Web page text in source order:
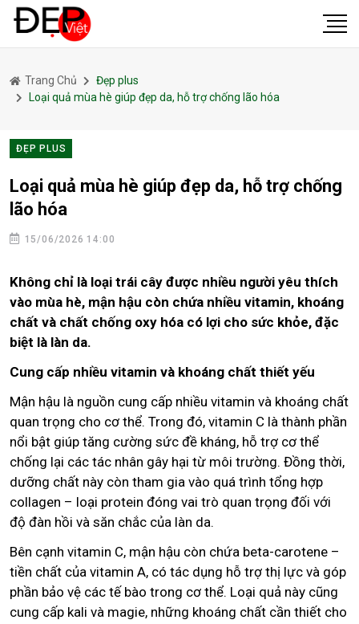
Trang Chủ
Đẹp plus
Loại quả mùa hè giúp đẹp da, hỗ trợ chống lão hóa
ĐẸP PLUS
Loại quả mùa hè giúp đẹp da, hỗ trợ chống
lão hóa
15/06/2026 14:00
Không chỉ là loại trái cây được nhiều người yêu thích
vào mùa hè, mận hậu còn chứa nhiều vitamin, khoáng
chất và chất chống oxy hóa có lợi cho sức khỏe, đặc
biệt là làn da.
Cung cấp nhiều vitamin và khoáng chất thiết yếu
Mận hậu là nguồn cung cấp nhiều vitamin và khoáng chất
quan trọng cho cơ thể. Trong đó, vitamin C là thành phần
nổi bật giúp tăng cường sức đề kháng, hỗ trợ cơ thể
chống lại các tác nhân gây hại từ môi trường. Đồng thời,
dưỡng chất này còn tham gia vào quá trình tổng hợp
collagen – loại protein đóng vai trò quan trọng đối với
độ đàn hồi và săn chắc của làn da.
Bên cạnh vitamin C, mận hậu còn chứa beta-carotene –
tiền chất của vitamin A, có tác dụng hỗ trợ thị lực và góp
phần bảo vệ các tế bào trong cơ thể. Loại quả này cũng
cung cấp kali và magie, những khoáng chất cần thiết cho